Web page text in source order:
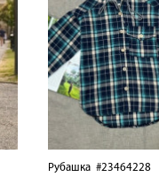
Рубашка #23464228